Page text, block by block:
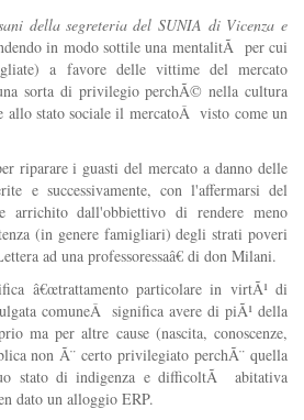
della segreteria del SUNIA di Vicenza e
in modo sottile una mentalitÃ per cui
a favore delle vittime del mercato
sorta di privilegio perchÃ© nella cultura
allo stato sociale il mercatoÂ visto come un
riparare i guasti del mercato a danno delle
e successivamente, con l'affermarsi del
arrichito dall'obbiettivo di rendere meno
(in genere famigliari) degli strati poveri
ad una professoressaâ€ di don Milani.
â€œtrattamento particolare in virtÃ¹ di
comuneÂ significa avere di piÃ¹ della
ma per altre cause (nascita, conoscenze,
non Ã¨ certo privilegiato perchÃ¨ quella
stato di indigenza e difficoltÃ abitativa
dato un alloggio ERP.